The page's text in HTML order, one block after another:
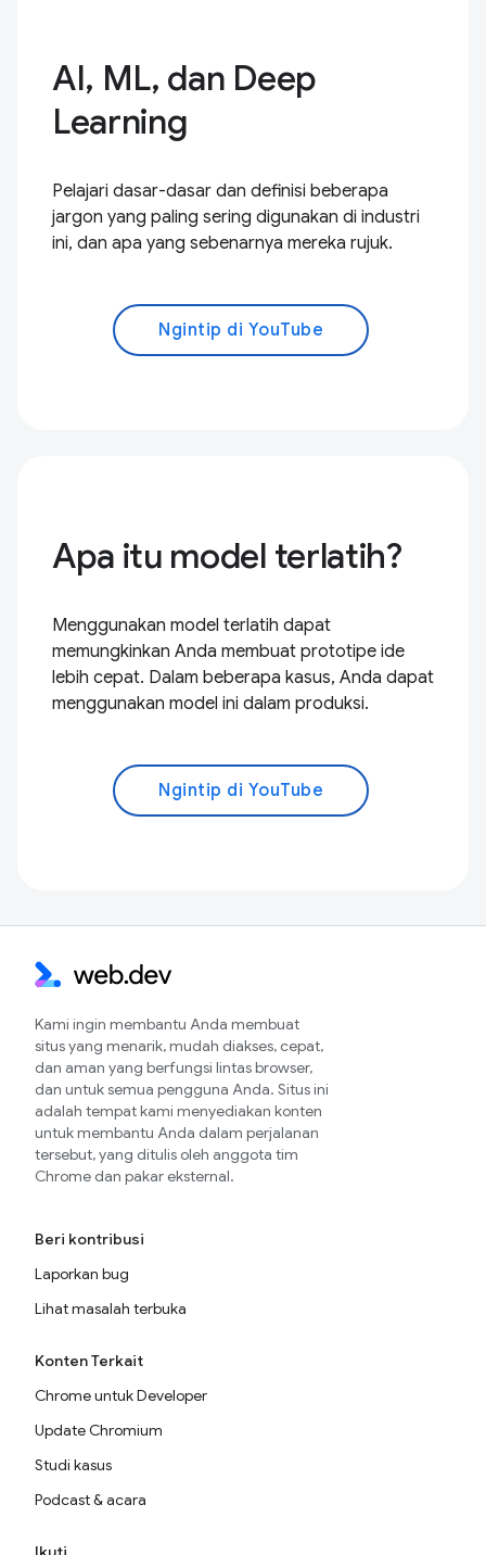
AI, ML, dan Deep
Learning
Pelajari dasar-dasar dan definisi beberapa
jargon yang paling sering digunakan di industri
ini, dan apa yang sebenarnya mereka rujuk.
Ngintip di YouTube
Apa itu model terlatih?
Menggunakan model terlatih dapat
memungkinkan Anda membuat prototipe ide
lebih cepat. Dalam beberapa kasus, Anda dapat
menggunakan model ini dalam produksi.
Ngintip di YouTube
Kami ingin membantu Anda membuat
situs yang menarik, mudah diakses, cepat,
dan aman yang berfungsi lintas browser,
dan untuk semua pengguna Anda. Situs ini
adalah tempat kami menyediakan konten
untuk membantu Anda dalam perjalanan
tersebut, yang ditulis oleh anggota tim
Chrome dan pakar eksternal.
Beri kontribusi
Laporkan bug
Lihat masalah terbuka
Konten Terkait
Chrome untuk Developer
Update Chromium
Studi kasus
Podcast & acara